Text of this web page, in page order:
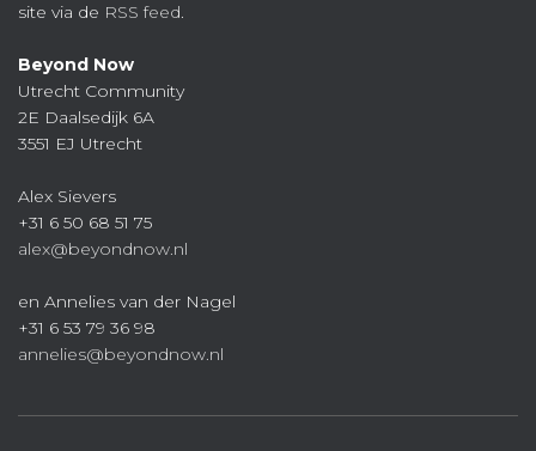
site via de RSS feed.
Beyond Now
Utrecht Community
2E Daalsedijk 6A
3551 EJ Utrecht
Alex Sievers
+31 6 50 68 51 75
alex@beyondnow.nl
en Annelies van der Nagel
+31 6 53 79 36 98
annelies@beyondnow.nl